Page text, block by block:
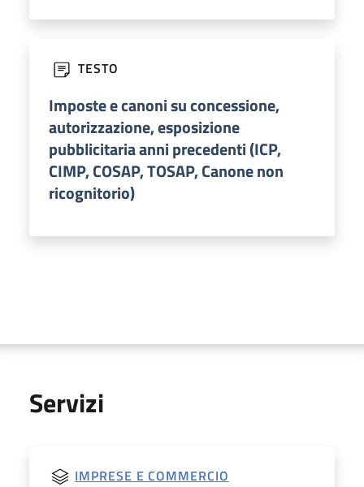
TESTO
Imposte e canoni su concessione,
autorizzazione, esposizione
pubblicitaria anni precedenti (ICP,
CIMP, COSAP, TOSAP, Canone non
ricognitorio)
Servizi
IMPRESE E COMMERCIO